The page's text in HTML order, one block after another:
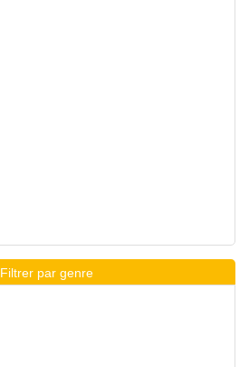
Filtrer par genre